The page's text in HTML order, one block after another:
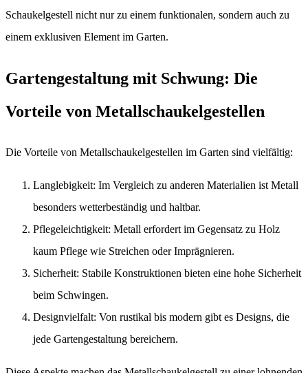
Schaukelgestell nicht nur zu einem funktionalen, sondern auch zu
einem exklusiven Element im Garten.
Gartengestaltung mit Schwung: Die
Vorteile von Metallschaukelgestellen
Die Vorteile von Metallschaukelgestellen im Garten sind vielfältig:
Langlebigkeit: Im Vergleich zu anderen Materialien ist Metall
besonders wetterbeständig und haltbar.
Pflegeleichtigkeit: Metall erfordert im Gegensatz zu Holz
kaum Pflege wie Streichen oder Imprägnieren.
Sicherheit: Stabile Konstruktionen bieten eine hohe Sicherheit
beim Schwingen.
Designvielfalt: Von rustikal bis modern gibt es Designs, die
jede Gartengestaltung bereichern.